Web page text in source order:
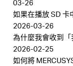
03-26
如果在播放 SD 卡
2026-03-26
為什麼我會收到
2026-02-25
如何將